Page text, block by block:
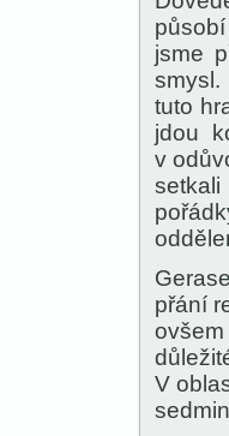
jsme
smysl.
tuto
jdou
v
přání
V